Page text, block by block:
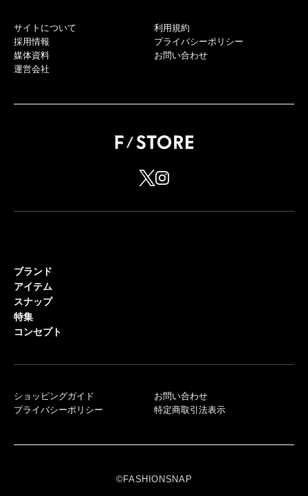
サイトについて
採用情報
媒体資料
運営会社
利用規約
プライバシーポリシー
お問い合わせ
ブランド
アイテム
スナップ
特集
コンセプト
ショッピングガイド
プライバシーポリシー
お問い合わせ
特定商取引法表示
©FASHIONSNAP